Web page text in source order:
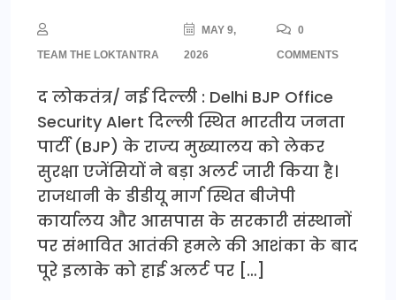
TEAM THE LOKTANTRA
MAY 9,
2026
0
COMMENTS
द लोकतंत्र/ नई दिल्ली : Delhi BJP Office
Security Alert दिल्ली स्थित भारतीय जनता
पार्टी (BJP) के राज्य मुख्यालय को लेकर
सुरक्षा एजेंसियों ने बड़ा अलर्ट जारी किया है।
राजधानी के डीडीयू मार्ग स्थित बीजेपी
कार्यालय और आसपास के सरकारी संस्थानों
पर संभावित आतंकी हमले की आशंका के बाद
पूरे इलाके को हाई अलर्ट पर […]